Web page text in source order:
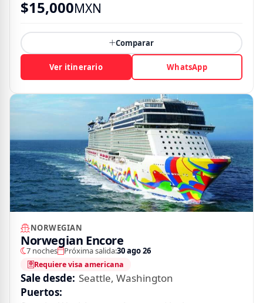
$15,000MXN
Comparar
Ver itinerario WhatsApp
NORWEGIAN
Norwegian Encore
7 noches Próxima salida:30 ago 26
Requiere visa americana
Sale desde: Seattle, Washington
Puertos: